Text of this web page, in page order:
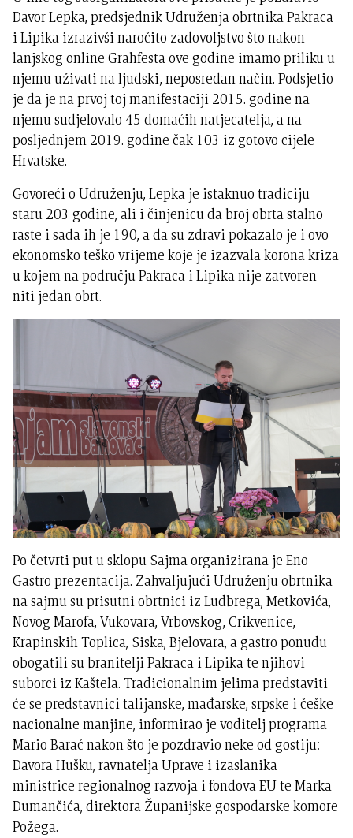
Davor Lepka, predsjednik Udruženja obrtnika Pakraca
i Lipika izrazivši naročito zadovoljstvo što nakon
lanjskog online Grahfesta ove godine imamo priliku u
njemu uživati na ljudski, neposredan način. Podsjetio
je da je na prvoj toj manifestaciji 2015. godine na
njemu sudjelovalo 45 domaćih natjecatelja, a na
posljednjem 2019. godine čak 103 iz gotovo cijele
Hrvatske.
Govoreći o Udruženju, Lepka je istaknuo tradiciju
staru 203 godine, ali i činjenicu da broj obrta stalno
raste i sada ih je 190, a da su zdravi pokazalo je i ovo
ekonomsko teško vrijeme koje je izazvala korona kriza
u kojem na području Pakraca i Lipika nije zatvoren
niti jedan obrt.
Po četvrti put u sklopu Sajma organizirana je Eno-
Gastro prezentacija. Zahvaljujući Udruženju obrtnika
na sajmu su prisutni obrtnici iz Ludbrega, Metkovića,
Novog Marofa, Vukovara, Vrbovskog, Crikvenice,
Krapinskih Toplica, Siska, Bjelovara, a gastro ponudu
obogatili su branitelji Pakraca i Lipika te njihovi
suborci iz Kaštela. Tradicionalnim jelima predstaviti
će se predstavnici talijanske, mađarske, srpske i češke
nacionalne manjine, informirao je voditelj programa
Mario Barać nakon što je pozdravio neke od gostiju:
Davora Hušku, ravnatelja Uprave i izaslanika
ministrice regionalnog razvoja i fondova EU te Marka
Dumančića, direktora Županijske gospodarske komore
Požega.